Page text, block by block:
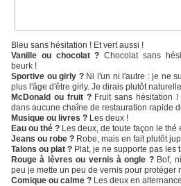
Bleu sans hésitation ! Et vert aussi !
Vanille ou chocolat ? Chocolat sans
beurk !
Sportive ou girly ?Ni l'un ni l'autre : je ne
plus l'âge d'être girly. Je dirais plutôt
McDonald ou fruit ?Fruit sans hésitation
dans aucune chaîne de restauration rapide
Musique ou livres ? Les deux !
Eau ou thé ? Les deux, de toute façon le thé
Jeans ou robe ? Robe, mais en fait plutôt
Talons ou plat ? Plat, je ne supporte pas les
Rouge à lèvres ou vernis à ongle ?Bof,
peu je mette un peu de vernis pour protéger
Comique ou calme ? Les deux en